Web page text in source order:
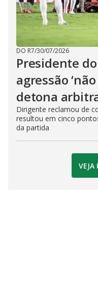
DO R7/30/07/2026
Presidente
agressão
detona
Dirigente reclamou de
resultou em cinco
da partida
VEJA